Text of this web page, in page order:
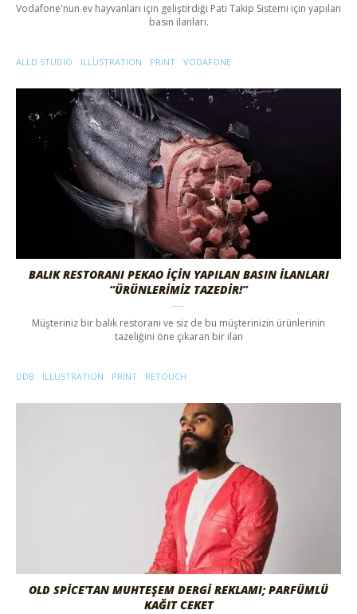
Vodafone'nun ev hayvanları için geliştirdiği Pati Takip Sistemi için yapılan
basın ilanları.
ALLD STUDIO ILLUSTRATION PRINT VODAFONE
BALIK RESTORANI PEKAO İÇIN YAPILAN BASIN İLANLARI
“ÜRÜNLERIMIZ TAZEDIR!”
Müşteriniz bir balık restoranı ve siz de bu müşterinizin ürünlerinin
tazeliğini öne çıkaran bir ilan
DDB ILLUSTRATION PRINT RETOUCH
OLD SPICE’TAN MUHTEŞEM DERGI REKLAMI; PARFÜMLÜ
KAĞIT CEKET